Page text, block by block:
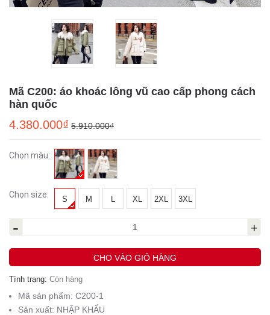
Mã C200: áo khoác lông vũ cao cấp phong cách
hàn quốc
4.380.000₫ 5.910.000₫
Chọn màu:
Chọn size: S M L XL 2XL 3XL
- +
CHO VÀO GIỎ HÀNG
Tình trạng: Còn hàng
Mã sản phẩm: C200-1
Sản xuất: NHẬP KHẨU